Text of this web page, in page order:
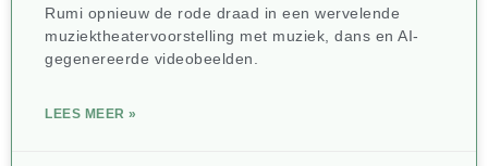
Rumi opnieuw de rode draad in een wervelende
muziektheatervoorstelling met muziek, dans en AI-
gegenereerde videobeelden.
LEES MEER »